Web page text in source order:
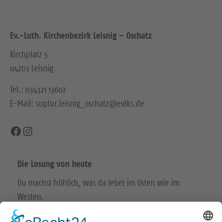
Ev.-Luth. Kirchenbezirk Leisnig – Oschatz
Kirchplatz 5
04703 Leisnig
Tel.: 034321 13607
E-Mail: suptur.leisnig_oschatz@evlks.de
Facebook
Instagram
Die Losung von heute
Du machst fröhlich, was da lebet im Osten wie im
Westen.
Psalm 65,9